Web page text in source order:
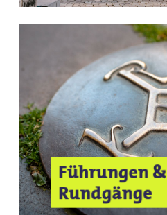
Führungen &
Rundgänge